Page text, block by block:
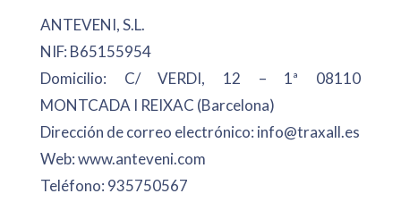
ANTEVENI, S.L.
NIF: B65155954
Domicilio: C/ VERDI, 12 – 1ª 08110
MONTCADA I REIXAC (Barcelona)
Dirección de correo electrónico: info@traxall.es
Web: www.anteveni.com
Teléfono: 935750567